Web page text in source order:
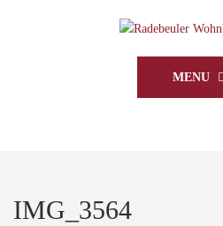
MENU
IMG_3564